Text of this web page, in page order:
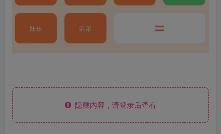
隐藏内容，请登录后查看